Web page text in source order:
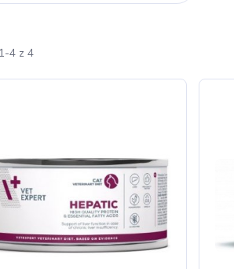
4 z 4